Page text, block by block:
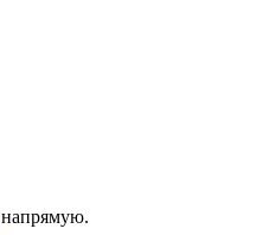
напрямую.